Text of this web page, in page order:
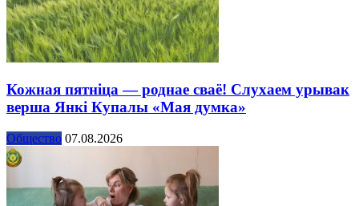
Кожная пятніца — роднае сваё! Слухаем урывак
верша Янкі Купалы «Мая думка»
Общество 07.08.2026